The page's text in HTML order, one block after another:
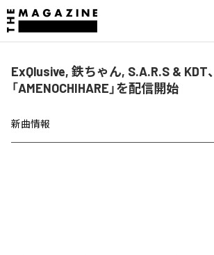
ExQlusive, 鉄ちゃん, S.A.R.S & KDT、
「AMENOCHIHARE」を配信開始
新曲情報